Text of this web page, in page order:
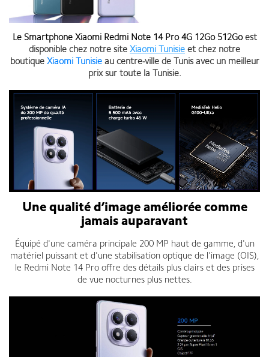
Le Smartphone Xiaomi Redmi Note 14 Pro 4G 12Go 512Go est
disponible chez notre site Xiaomi Tunisie et chez notre
boutique Xiaomi Tunisie au centre-ville de Tunis avec un meilleur
prix sur toute la Tunisie.
Une qualité d’image améliorée comme
jamais auparavant
Équipé d'une caméra principale 200 MP haut de gamme, d'un
matériel puissant et d'une stabilisation optique de l'image (OIS),
le Redmi Note 14 Pro offre des détails plus clairs et des prises
de vue nocturnes plus nettes.